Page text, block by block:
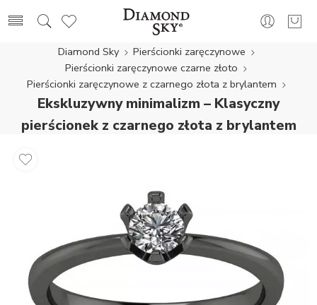
Diamond Sky
Pierścionki zaręczynowe
Pierścionki zaręczynowe czarne złoto
Pierścionki zaręczynowe z czarnego złota z brylantem
Ekskluzywny minimalizm – Klasyczny
pierścionek z czarnego złota z brylantem